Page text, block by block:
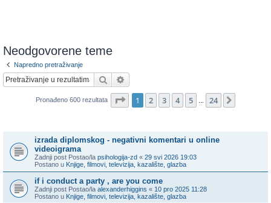
Neodgovorene teme
Napredno pretraživanje
Pretražnik
Pronađeno 600 rezultata Stranica: 1/ 24.
1 2 3 4 5 24
izrada diplomskog - negativni komentari u online
videoigrama
Zadnji post Postao/la psihologija-zd « 29 svi 2026 19:03
Postano u Knjige, filmovi, televizija, kazalište, glazba
if i conduct a party , are you come
Zadnji post Postao/la alexanderhiggins « 10 pro 2025 11:28
Postano u Knjige, filmovi, televizija, kazalište, glazba